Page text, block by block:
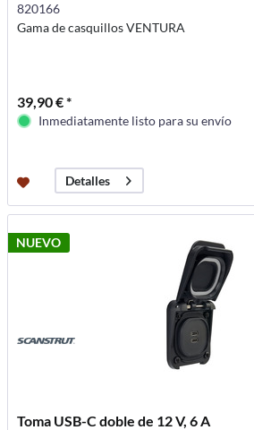
820166
Gama de casquillos VENTURA
39,90 € *
Inmediatamente listo para su envío
Detalles
NUEVO
Toma USB-C doble de 12 V, 6 A